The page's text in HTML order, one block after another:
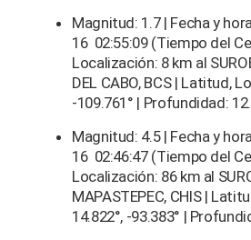
Magnitud: 1.7 | Fecha y
16 02:55:09 (Tiempo del
Localización: 8 km al
DEL CABO, BCS | Latitud,
-109.761° | Profundidad:
Magnitud: 4.5 | Fecha y
16 02:46:47 (Tiempo del
Localización: 86 km al
MAPASTEPEC, CHIS |
14.822°, -93.383° |